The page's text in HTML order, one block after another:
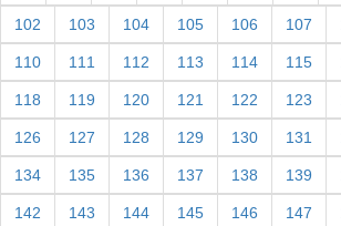
39 40 43 44 45
48 49 52 53 54
57 58 61 62 63
66 67 70 71 72
75 76 79 80 81
84 85 88 89 90